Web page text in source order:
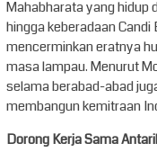
Mahabharata yang hidup
hingga keberadaan
mencerminkan eratnya
masa lampau. Menurut
selama berabad-abad
membangun kemitraan
Dorong Kerja Sama